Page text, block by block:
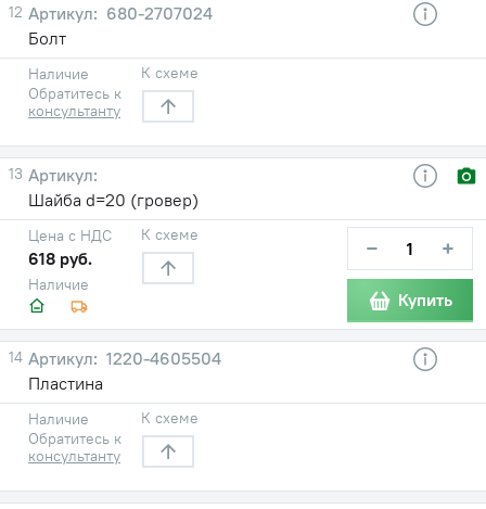
12
680-2707024
Болт
Наличие
Обратитесь к
консультанту
К схеме
13
Шайба d=20 (гровер)
Наличие
Цена с НДС
618 руб.
К схеме − +
Купить
14
1220-4605504
Пластина
Наличие
Обратитесь к
консультанту
К схеме